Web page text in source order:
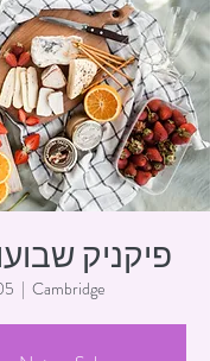
פיקניק
  |
Cambridge